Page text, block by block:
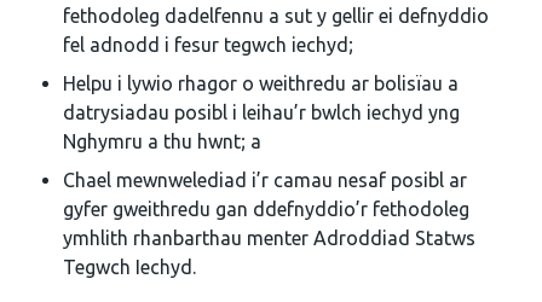
fethodoleg dadelfennu a sut y gellir ei defnyddio
fel adnodd i fesur tegwch iechyd;
Helpu i lywio rhagor o weithredu ar bolisïau a
datrysiadau posibl i leihau’r bwlch iechyd yng
Nghymru a thu hwnt; a
Chael mewnwelediad i’r camau nesaf posibl ar
gyfer gweithredu gan ddefnyddio’r fethodoleg
ymhlith rhanbarthau menter Adroddiad Statws
Tegwch Iechyd.